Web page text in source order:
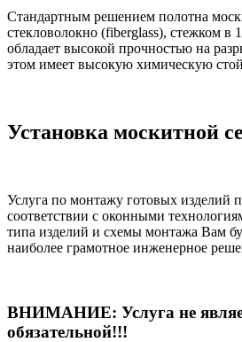
Стандартным решением полотна
стекловолокно (fiberglass), стежком в
обладает высокой прочностью на
этом имеет высокую химическую
Установка москитной
Услуга по монтажу готовых изделий
соответствии с оконными
типа изделий и схемы монтажа Вам
наиболее грамотное инженерное
ВНИМАНИЕ: Услуга не
обязательной!!!